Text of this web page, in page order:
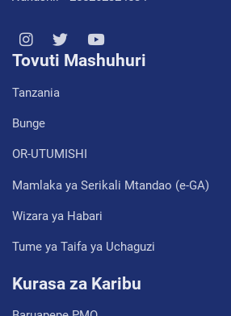
Tovuti Mashuhuri
Tanzania
Bunge
OR-UTUMISHI
Mamlaka ya Serikali Mtandao (e-GA)
Wizara ya Habari
Tume ya Taifa ya Uchaguzi
Kurasa za Karibu